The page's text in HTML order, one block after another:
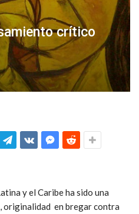
crítico
y el Caribe ha sido una
originalidad en bregar contra